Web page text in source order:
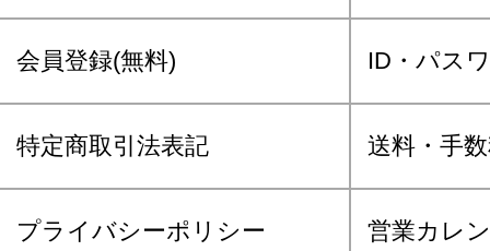
会員登録(無料) ID・パス
特定商取引法表記 送料・手
プライバシーポリシー 営業カレ